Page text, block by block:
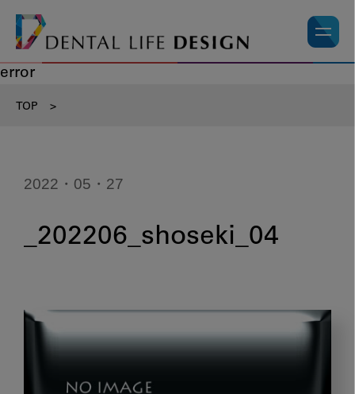
error
TOP >
2022・05・27
_202206_shoseki_04